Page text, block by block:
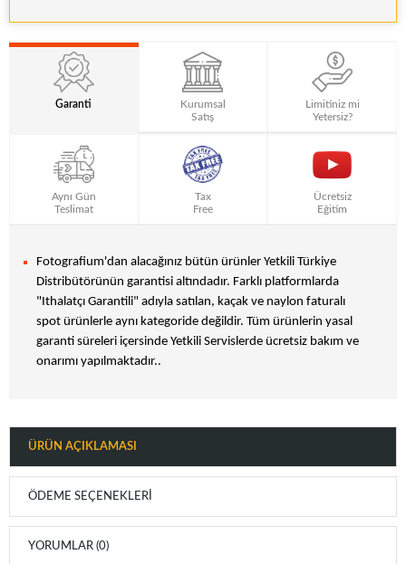
Garanti
Kurumsal
Satış
Limitiniz mi
Yetersiz?
Aynı Gün
Teslimat
Tax
Free
Ücretsiz
Eğitim
Fotografium'dan alacağınız bütün ürünler Yetkili Türkiye
Distribütörünün garantisi altındadır. Farklı platformlarda
"Ithalatçı Garantili" adıyla satılan, kaçak ve naylon faturalı
spot ürünlerle aynı kategoride değildir. Tüm ürünlerin yasal
garanti süreleri içersinde Yetkili Servislerde ücretsiz bakım ve
onarımı yapılmaktadır..
ÜRÜN AÇIKLAMASI
ÖDEME SEÇENEKLERI
YORUMLAR (0)